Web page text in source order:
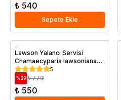
₺ 540
Sepete Ekle
Saksıda
Lawson Yalancı Servisi
Chamaecyparis lawsoniana
Ellwoodii 20 30 cm
5
%29 ₺ 770
₺ 550